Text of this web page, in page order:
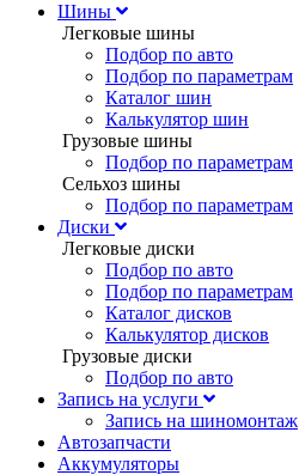
Шины
Легковые шины
Подбор по авто
Подбор по параметрам
Каталог шин
Калькулятор шин
Грузовые шины
Подбор по параметрам
Сельхоз шины
Подбор по параметрам
Диски
Легковые диски
Подбор по авто
Подбор по параметрам
Каталог дисков
Калькулятор дисков
Грузовые диски
Подбор по авто
Запись на услуги
Запись на шиномонтаж
Автозапчасти
Аккумуляторы